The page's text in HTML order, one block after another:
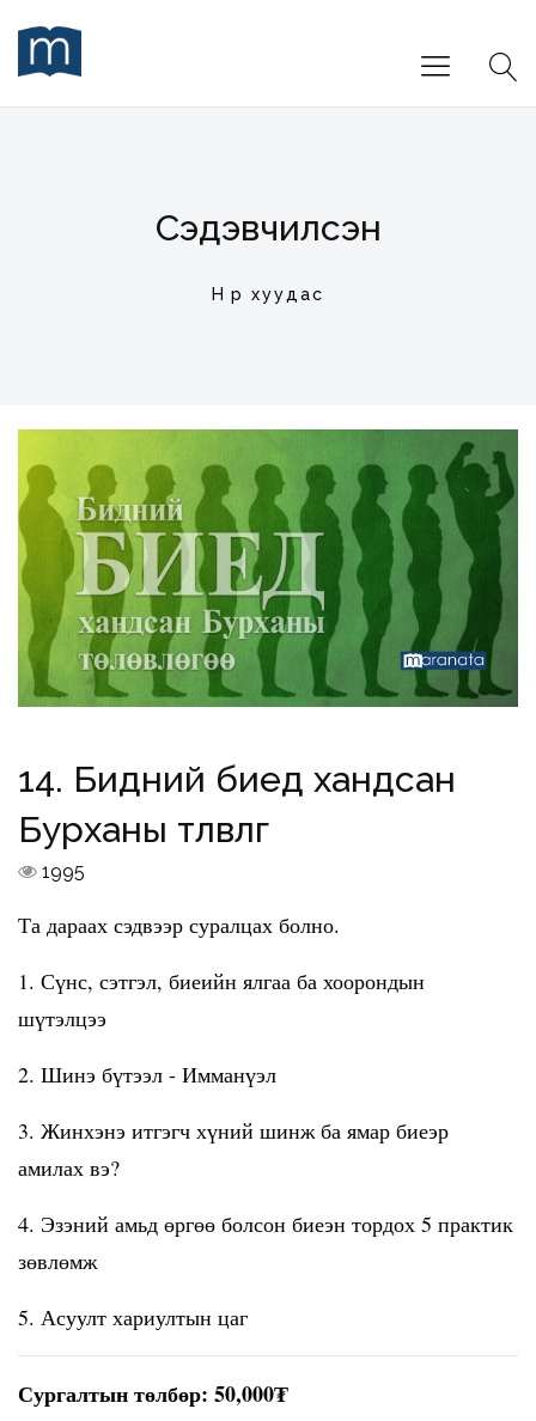
Сэдэвчилсэн
Нүүр хуудас
14. Бидний биед хандсан
Бурханы төлөвлөгөө
1995
Та дараах сэдвээр суралцах болно.
1. Сүнс, сэтгэл, биеийн ялгаа ба хоорондын
шүтэлцээ
2. Шинэ бүтээл - Имманүэл
3. Жинхэнэ итгэгч хүний шинж ба ямар биеэр
амилах вэ?
4. Эзэний амьд өргөө болсон биеэн тордох 5 практик
зөвлөмж
5. Асуулт хариултын цаг
Сургалтын төлбөр: 50,000₮